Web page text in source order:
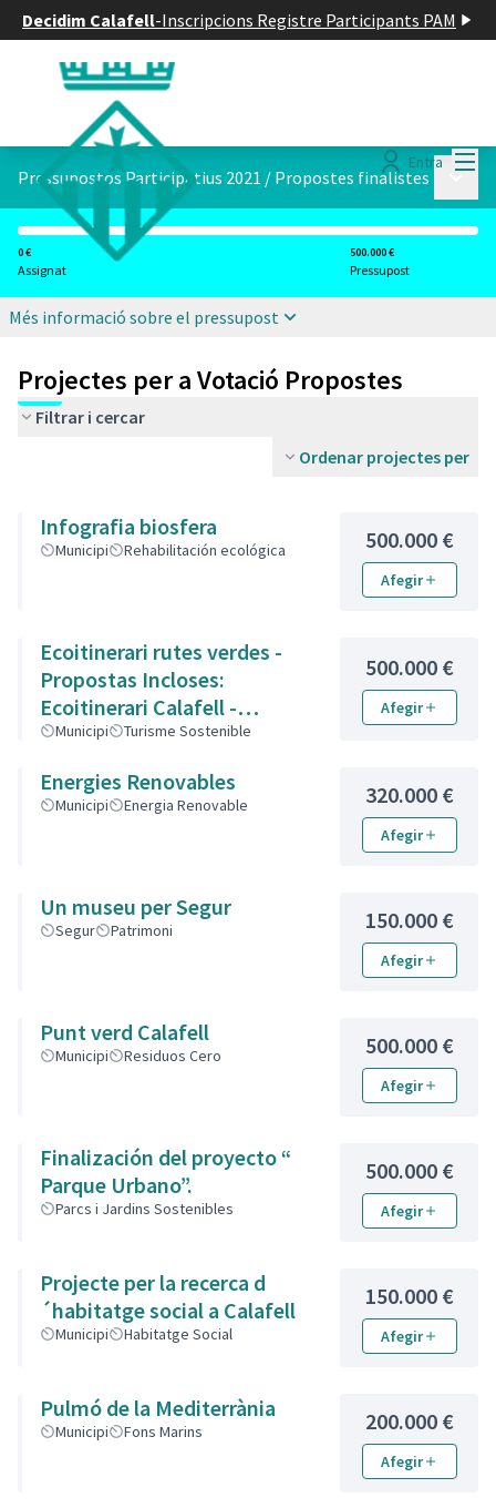
Decidim Calafell-Inscripcions Registre Participants PAM
Entra
Pressupostos Participatius 2021 / Propostes finalistes
0 €
Assignat
500.000 €
Pressupost
Més informació sobre el pressupost
Projectes per a Votació Propostes
Filtrar i cercar
Ordenar projectes per
Infografia biosfera
Municipi Rehabilitación ecológica 500.000 €
Afegir
Ecoitinerari rutes verdes -
Propostas Incloses:
Ecoitinerari Calafell -
Senyalització de rutes de
Municipi Turisme Sostenible
500.000 €
Afegir
Energies Renovables
Municipi Energia Renovable 320.000 €
Afegir
Un museu per Segur
Segur Patrimoni 150.000 €
Afegir
Punt verd Calafell
Municipi Residuos Cero 500.000 €
Afegir
Finalización del proyecto “
Parque Urbano”.
Parcs i Jardins Sostenibles
500.000 €
Afegir
Projecte per la recerca d
´habitatge social a Calafell
Municipi Habitatge Social
150.000 €
Afegir
Pulmó de la Mediterrània
Municipi Fons Marins 200.000 €
Afegir